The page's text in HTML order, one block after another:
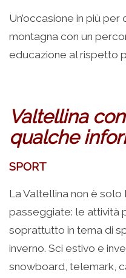
Un’occasione in più
montagna con un
educazione al rispetto
Valtellina
qualche
SPORT
La Valtellina non è solo
passeggiate: le attività
soprattutto in tema di
inverno. Sci estivo e
snowboard, telemark,